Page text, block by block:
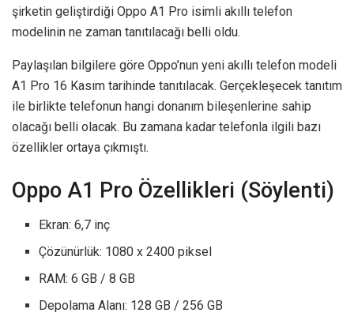
şirketin geliştirdiği Oppo A1 Pro isimli akıllı telefon
modelinin ne zaman tanıtılacağı belli oldu.
Paylaşılan bilgilere göre Oppo’nun yeni akıllı telefon modeli
A1 Pro 16 Kasım tarihinde tanıtılacak. Gerçekleşecek tanıtım
ile birlikte telefonun hangi donanım bileşenlerine sahip
olacağı belli olacak. Bu zamana kadar telefonla ilgili bazı
özellikler ortaya çıkmıştı.
Oppo A1 Pro Özellikleri (Söylenti)
Ekran: 6,7 inç
Çözünürlük: 1080 x 2400 piksel
RAM: 6 GB / 8 GB
Depolama Alanı: 128 GB / 256 GB